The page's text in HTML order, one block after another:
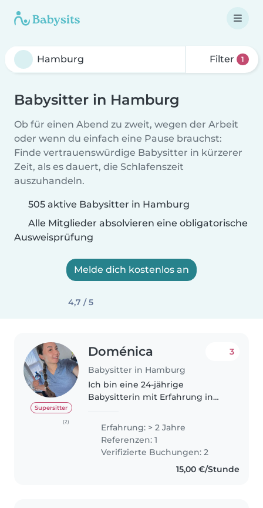
Filter 1
Babysitter in Hamburg
Ob für einen Abend zu zweit, wegen der Arbeit
oder wenn du einfach eine Pause brauchst:
Finde vertrauenswürdige Babysitter in kürzerer
Zeit, als es dauert, die Schlafenszeit
auszuhandeln.
505 aktive Babysitter in Hamburg
Alle Mitglieder absolvieren eine obligatorische
Ausweisprüfung
Melde dich kostenlos an
4,7 / 5
Supersitter
(2)
Doménica
Babysitter in Hamburg
3
Ich bin eine 24-jährige
Babysitterin mit Erfahrung in
Liebe zur Kinderbetreuung
begann schon früh, als ich
jahrelang auf meine jüngeren
Cousins und meine..
Erfahrung: > 2 Jahre
Referenzen: 1
Verifizierte Buchungen: 2
15,00 €/Stunde